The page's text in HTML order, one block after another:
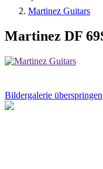
Martinez Guitars
Martinez DF
Bildergalerie überspringen